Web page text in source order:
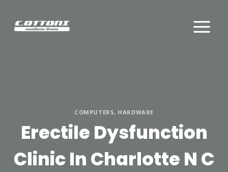
content
COMPUTERS, HARDWARE
Erectile Dysfunction
Clinic In Charlotte N C